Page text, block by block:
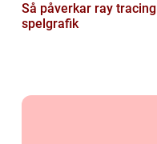
Så påverkar ray tracing
spelgrafik